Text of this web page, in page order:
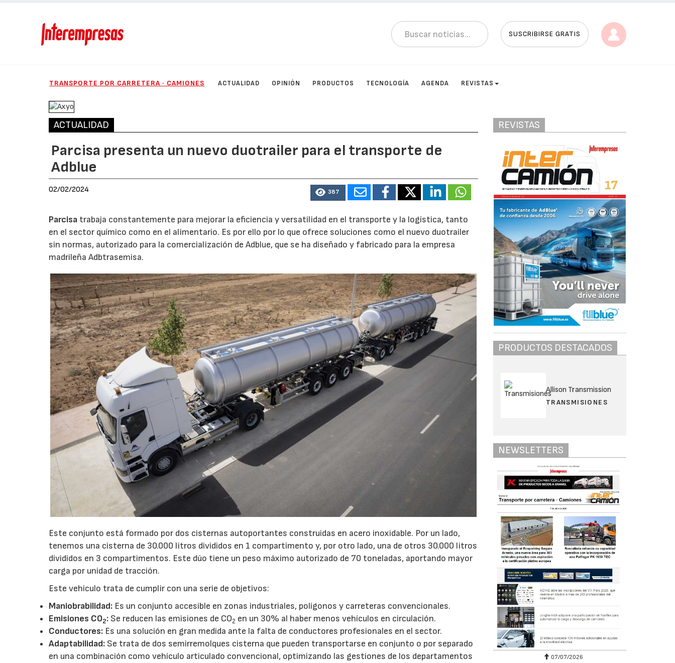
SUSCRIBIRSE GRATIS
TRANSPORTE POR CARRETERA · CAMIONES ACTUALIDAD OPINIÓN PRODUCTOS TECNOLOGÍA AGENDA REVISTAS
ACTUALIDAD
Parcisa presenta un nuevo duotrailer para el transporte de
Adblue
02/02/2024 387
Parcisa trabaja constantemente para mejorar la eficiencia y versatilidad en el transporte y la logística, tanto
en el sector químico como en el alimentario. Es por ello por lo que ofrece soluciones como el nuevo duotrailer
sin normas, autorizado para la comercialización de Adblue, que se ha diseñado y fabricado para la empresa
madrileña Adbtrasemisa.
Este conjunto está formado por dos cisternas autoportantes construidas en acero inoxidable. Por un lado,
tenemos una cisterna de 30.000 litros divididos en 1 compartimento y, por otro lado, una de otros 30.000 litros
divididos en 3 compartimentos. Este dúo tiene un peso máximo autorizado de 70 toneladas, aportando mayor
carga por unidad de tracción.
Este vehículo trata de cumplir con una serie de objetivos:
Maniobrabilidad: Es un conjunto accesible en zonas industriales, polígonos y carreteras convencionales.
Emisiones CO2: Se reducen las emisiones de CO2 en un 30% al haber menos vehículos en circulación.
Conductores: Es una solución en gran medida ante la falta de conductores profesionales en el sector.
Adaptabilidad: Se trata de dos semirremolques cisterna que pueden transportarse en conjunto o por separado
en una combinación como vehículo articulado convencional, optimizando las gestiones de los departamentos
REVISTAS
PRODUCTOS DESTACADOS
Allison Transmission
TRANSMISIONES
NEWSLETTERS
07/07/2026 21/07/2026 07/07/2026